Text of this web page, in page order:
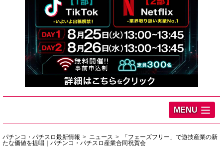
MENU
パチンコ・パチスロ最新情報 ニュース
「フェーズフリー」で遊技産業の新
たな価値を提唱｜パチンコ・パチスロ産業合同祝賀会